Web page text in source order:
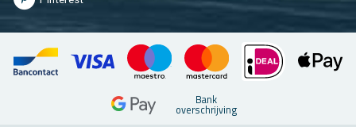
Bank
over­schrij­ving